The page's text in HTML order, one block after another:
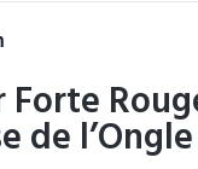
Forte
de l’Ongle